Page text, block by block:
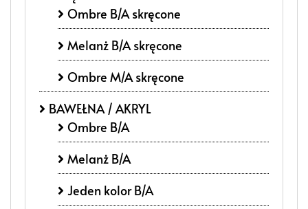
Ombre B/A skręcone
Melanż B/A skręcone
Ombre M/A skręcone
BAWEŁNA / AKRYL
Ombre B/A
Melanż B/A
Jeden kolor B/A